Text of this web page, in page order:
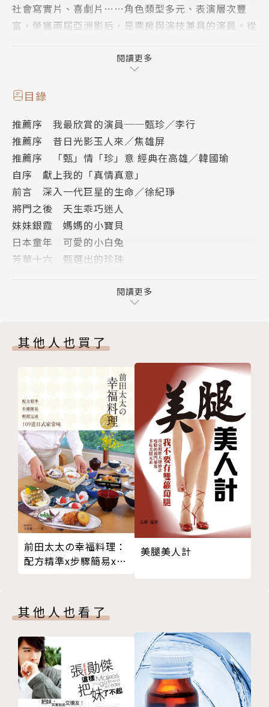
社會寫實片、喜劇片……角色類型多元、表演層次豐
富，榮獲兩屆亞洲影后，是票房與演技兼具的演員。從
她演出的作品可說是台灣當年電影的近代史，絢麗而傳
語》是甄珍第一次完整細說自己的生命故事。從備受呵
護的童年與環境遷移的影響，進入電影圈的機遇與燦
爛，從全盛時代到毅然息影的轉折，從對愛情的懵懂到
為愛受苦的無奈，歷經兩段婚姻的遺憾與後悔，與台灣
近代電影史上重要的導演、資深演員的情誼，以及樂觀
面對晚年的豁達與自在……本書寫盡她人生的跌宕起
伏、所思所感，是最真性情，最溫暖厚道，最真實的甄
珍。
1. 看七○年代零負評女神──甄珍，首度細說人生故
包括她的家庭、手足、求學、入行、貴人、如何登上國
際巨星、難忘的男主角、二秦二林、兩段婚姻、兒子劉
子千等，在這本書裡她將娓娓道來。
2. 那些年我們追過的文藝電影，精采的明星故事、得
之不易的200多幅精采照片，回味七○年代美好記憶─
─
（1） 從參加甄選到成名，甄珍的美麗和特殊的氣
質，讓她在影壇得天獨厚，自然散發炫人的光彩。演技
也獲得眾人肯定，1971年以《緹縈》、1974年以《冬
戀》兩度獲亞洲影展最佳女主角；2013年，入行五十
年的甄珍，更獲頒第50屆金馬獎「終身成就獎」。
這本書不但是甄珍的個人故事，也讓我們回味那些年牽
動無數人青春時光的電影風華，以及那些年曾經風靡一
時的巨星光彩。
（2） 全書收錄照片200多幅，包括甄珍從小到大的
家族照片、甄選照、電影代表作劇照、巨星美照等等，
值得珍藏。
閱讀更多
目錄
推薦序 我最欣賞的演員──甄珍／李行
推薦序 昔日光影玉人來／焦雄屏
推薦序 「甄」情「珍」意 經典在高雄／韓國瑜
自序 獻上我的「真情真意」
前言 深入一代巨星的生命／徐紀琤
將門之後 天生乖巧迷人
妹妹銀霞 媽媽的小寶貝
日本童年 可愛的小白兔
芳華十六 甄選出的珍珠
李行再造 第一代瓊女郎
影壇搭擋 多少奇人軼事
甄珍引領 二秦二林接棒
提攜後進 秦祥林感念深
初戀謝賢 香港祕密結婚
公然搶妻 劉家昌不放手
連番誤會 謝賢痛提離婚
意外事件 毅然嫁劉家昌
拍片辛苦 如願告影壇
白天做工 晚上充當貴婦
丈夫豪賭 甄珍為子離婚
母子相依 快樂的二十年
首度公開 致前夫劉家昌
一生二淚 後悔離婚再嫁
喚起影迷 共有年輕歲月
重逢謝賢 最對不起的人
後記 書寫傳記 修改百轉千回
甄珍大事記與電影作品
版權頁
閱讀更多
其他人也買了
前田太太の幸福料理：
配方精準x步驟簡易x輕
美腿美人計
其他人也看了